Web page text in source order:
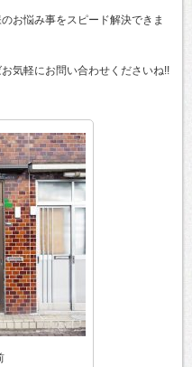
お悩み事をスピード解決できま
気軽にお問い合わせくださいね!!